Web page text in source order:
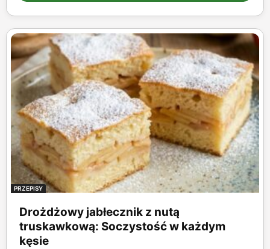
PRZEPISY
Drożdżowy jabłecznik z nutą
truskawkową: Soczystość w każdym
kęsie